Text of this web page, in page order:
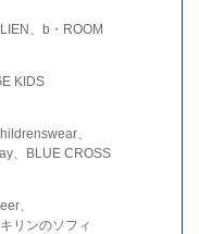
、b・ROOM
KIDS
、
、BLUE CROSS
、
リンのソフィ